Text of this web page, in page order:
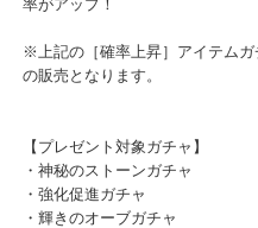
⇒「限定！プレミアムガチャ
率がアップ！
※上記の［確率上昇］アイテ
の販売となります。